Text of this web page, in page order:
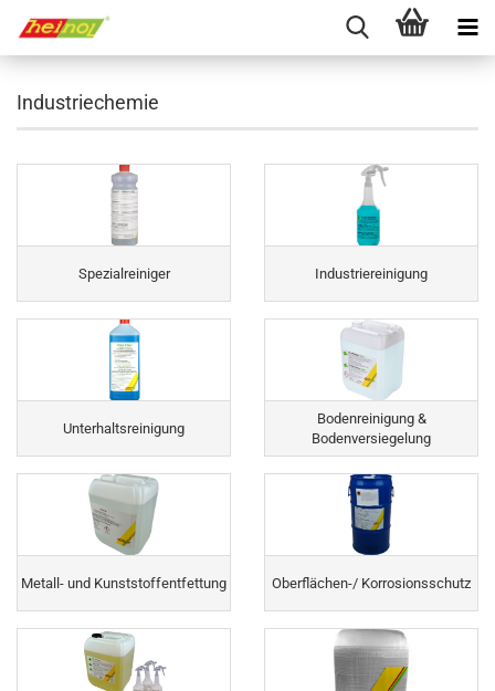
Industriechemie
Spezialreiniger Industriereinigung
Unterhaltsreinigung
Bodenreinigung &
Bodenversiegelung
Metall- und Kunststoffentfettung Oberflächen-/ Korrosionsschutz